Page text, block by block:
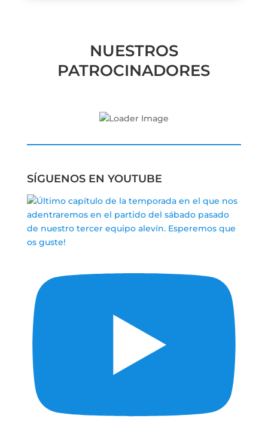
NUESTROS
PATROCINADORES
SÍGUENOS EN YOUTUBE